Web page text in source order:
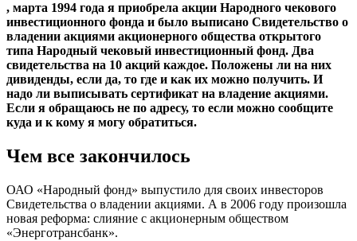
, марта 1994 года я приобрела акции Народного чекового
инвестиционного фонда и было выписано Свидетельство о
владении акциями акционерного общества открытого
типа Народный чековый инвестиционный фонд. Два
свидетельства на 10 акций каждое. Положены ли на них
дивиденды, если да, то где и как их можно получить. И
надо ли выписывать сертификат на владение акциями.
Если я обращаюсь не по адресу, то если можно сообщите
куда и к кому я могу обратиться.
Чем все закончилось
ОАО «Народный фонд» выпустило для своих инвесторов
Свидетельства о владении акциями. А в 2006 году произошла
новая реформа: слияние с акционерным обществом
«Энерготрансбанк».